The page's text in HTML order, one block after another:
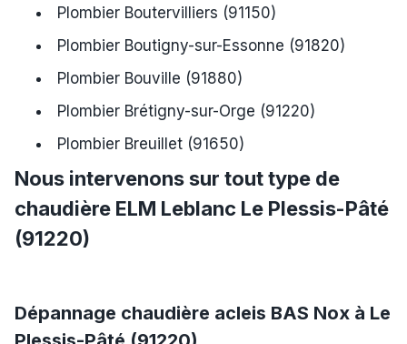
Plombier Boutervilliers (91150)
Plombier Boutigny-sur-Essonne (91820)
Plombier Bouville (91880)
Plombier Brétigny-sur-Orge (91220)
Plombier Breuillet (91650)
Nous intervenons sur tout type de
chaudière ELM Leblanc Le Plessis-Pâté
(91220)
Dépannage chaudière acleis BAS Nox à Le